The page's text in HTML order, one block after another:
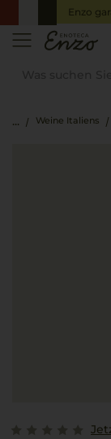
Enzo
Weine Italiens